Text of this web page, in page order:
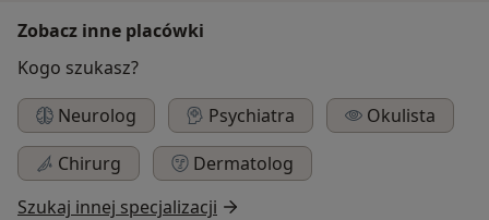
Zobacz inne placówki
Kogo szukasz?
Neurolog
Psychiatra
Okulista
Chirurg
Dermatolog
Szukaj innej specjalizacji